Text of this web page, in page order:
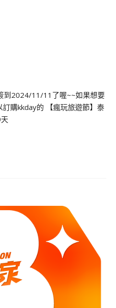
到2024/11/11了喔~~如果想要
購kkday的 【瘋玩旅遊節】泰